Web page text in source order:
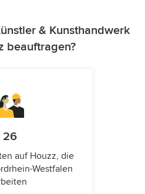
& Kunsthandwerk
beauftragen?
26
auf Houzz, die
Westfalen